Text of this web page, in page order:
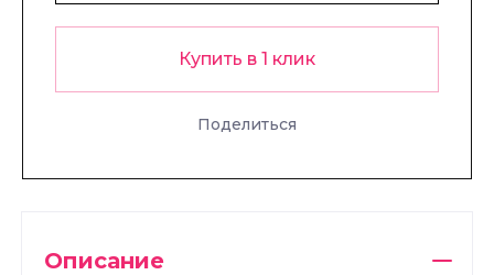
Купить в 1 клик
Поделиться
Описание